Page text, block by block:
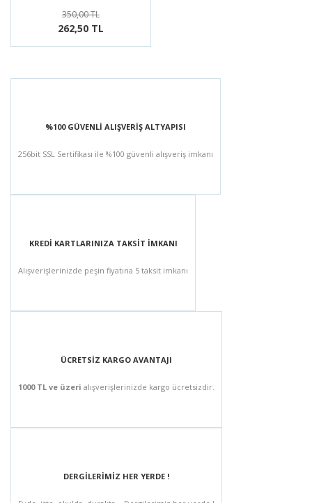
350,00 TL
262,50 TL
%100 GÜVENLİ ALIŞVERİŞ ALTYAPISI
256bit SSL Sertifikası ile %100 güvenli alışveriş imkanı
KREDİ KARTLARINIZA TAKSİT İMKANI
Alışverişlerinizde peşin fiyatına 5 taksit imkanı
ÜCRETSİZ KARGO AVANTAJI
1000 TL ve üzeri alışverişlerinizde kargo ücretsizdir.
DERGİLERİMİZ HER YERDE !